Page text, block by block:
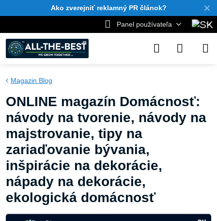
✕
Ako zverejniť reklamný PR článok?
Panel používateľa
Magazin Blog
ONLINE magazín Domácnosť:
návody na tvorenie, návody na
majstrovanie, tipy na
zariaďovanie bývania,
inšpirácie na dekorácie,
nápady na dekorácie,
ekologická domácnosť